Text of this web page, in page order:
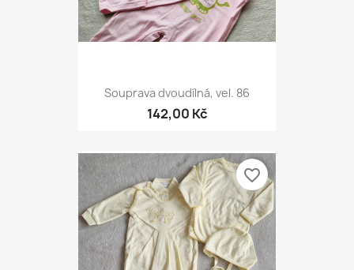
Souprava dvoudílná, vel. 86
142,00 Kč
favorite_border